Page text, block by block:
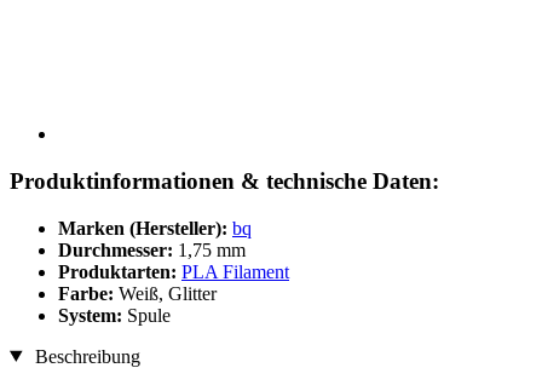
Produktinformationen & technische Daten:
Marken (Hersteller): bq
Durchmesser: 1,75 mm
Produktarten: PLA Filament
Farbe: Weiß, Glitter
System: Spule
Beschreibung